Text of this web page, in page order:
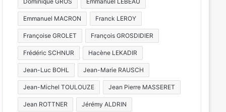
Emmanuel MACRON Franck LEROY
Françoise GROLET François GROSDIDIER
Frédéric SCHNUR Hacène LEKADIR
Jean-Luc BOHL Jean-Marie RAUSCH
Jean-Michel TOULOUZE Jean Pierre MASSERET
Jean ROTTNER Jérémy ALDRIN